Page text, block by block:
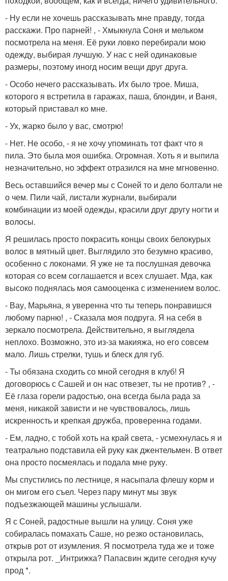
- Ну если не хочешь рассказывать мне правду, тогда
расскажи. Про парней! , - Хмыкнула Соня и мельком
посмотрела на меня. Её руки ловко перебирали мою
одежду, выбирая лучшую. У нас с ней одинаковые
размеры, поэтому иногд носим вещи друг друга.
- Особо нечего рассказывать. Их было трое. Миша,
которого я встретила в гаражах, паша, блондин, и Ваня,
который приставал ко мне.
- Ух, жарко было у вас, смотрю!
- Нет. Не особо, - я не хочу упоминать тот факт что я
пила. Это была моя ошибка. Огромная. Хоть я и выпила
незначительно, но эффект отразился на мне мгновенно.
Весь оставшийся вечер мы с Соней то и дело болтали не
о чем. Пили чай, листали журнали, выбирали
комбинации из моей одежды, красили друг другу ногти и
волосы.
Я решилась просто покрасить концы своих белокурых
волос в мятный цвет. Выглядило это безумно красиво,
особенно с локонами. Я уже не та послушная девочка
которая со всем соглашается и всех слушает. Мда, как
высоко поднялась моя самооценка с изменением волос.
- Вау, Марьяна, я уверенна что ты теперь понравишся
любому парню! , - Сказала моя подруга. Я на себя в
зеркало посмотрела. Действительно, я выглядела
неплохо. Возможно, это из-за макияжа, но его совсем
мало. Лишь стрелки, тушь и блеск для губ.
- Ты обязана сходить со мной сегодня в клуб! Я
договорюсь с Сашей и он нас отвезет, ты не против? , -
Её глаза горели радостью, она всегда была рада за
меня, никакой зависти и не чувствовалось, лишь
искренность и крепкая дружба, проверенна годами.
- Ем, ладно, с тобой хоть на край света, - усмехнулась я и
театрально подставила ей руку как джентельмен. В ответ
она просто посмеялась и подала мне руку.
Мы спустились по лестнице, я насыпала флешу корм и
он мигом его съел. Через пару минут мы звук
подъезжающей машины услышали.
Я с Соней, радостные вышли на улицу. Соня уже
собиралась помахать Саше, но резко остановилась,
открыв рот от изумления. Я посмотрела туда же и тоже
открыла рот. _Интрижка? Папасвин ждите сегодня кучу
прод *.